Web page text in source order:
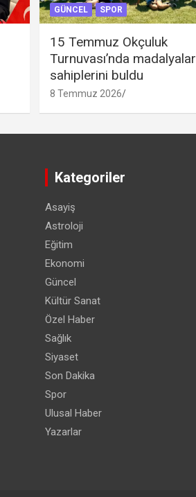
GÜNCEL SPOR
15 Temmuz Okçuluk
Turnuvası’nda madalyalar
sahiplerini buldu
8 Temmuz 2026
Kategoriler
Asayiş
Astroloji
Eğitim
Ekonomi
Güncel
Kültür Sanat
Özel Haber
Sağlık
Siyaset
Son Dakika
Spor
Ulusal Haber
Yazarlar